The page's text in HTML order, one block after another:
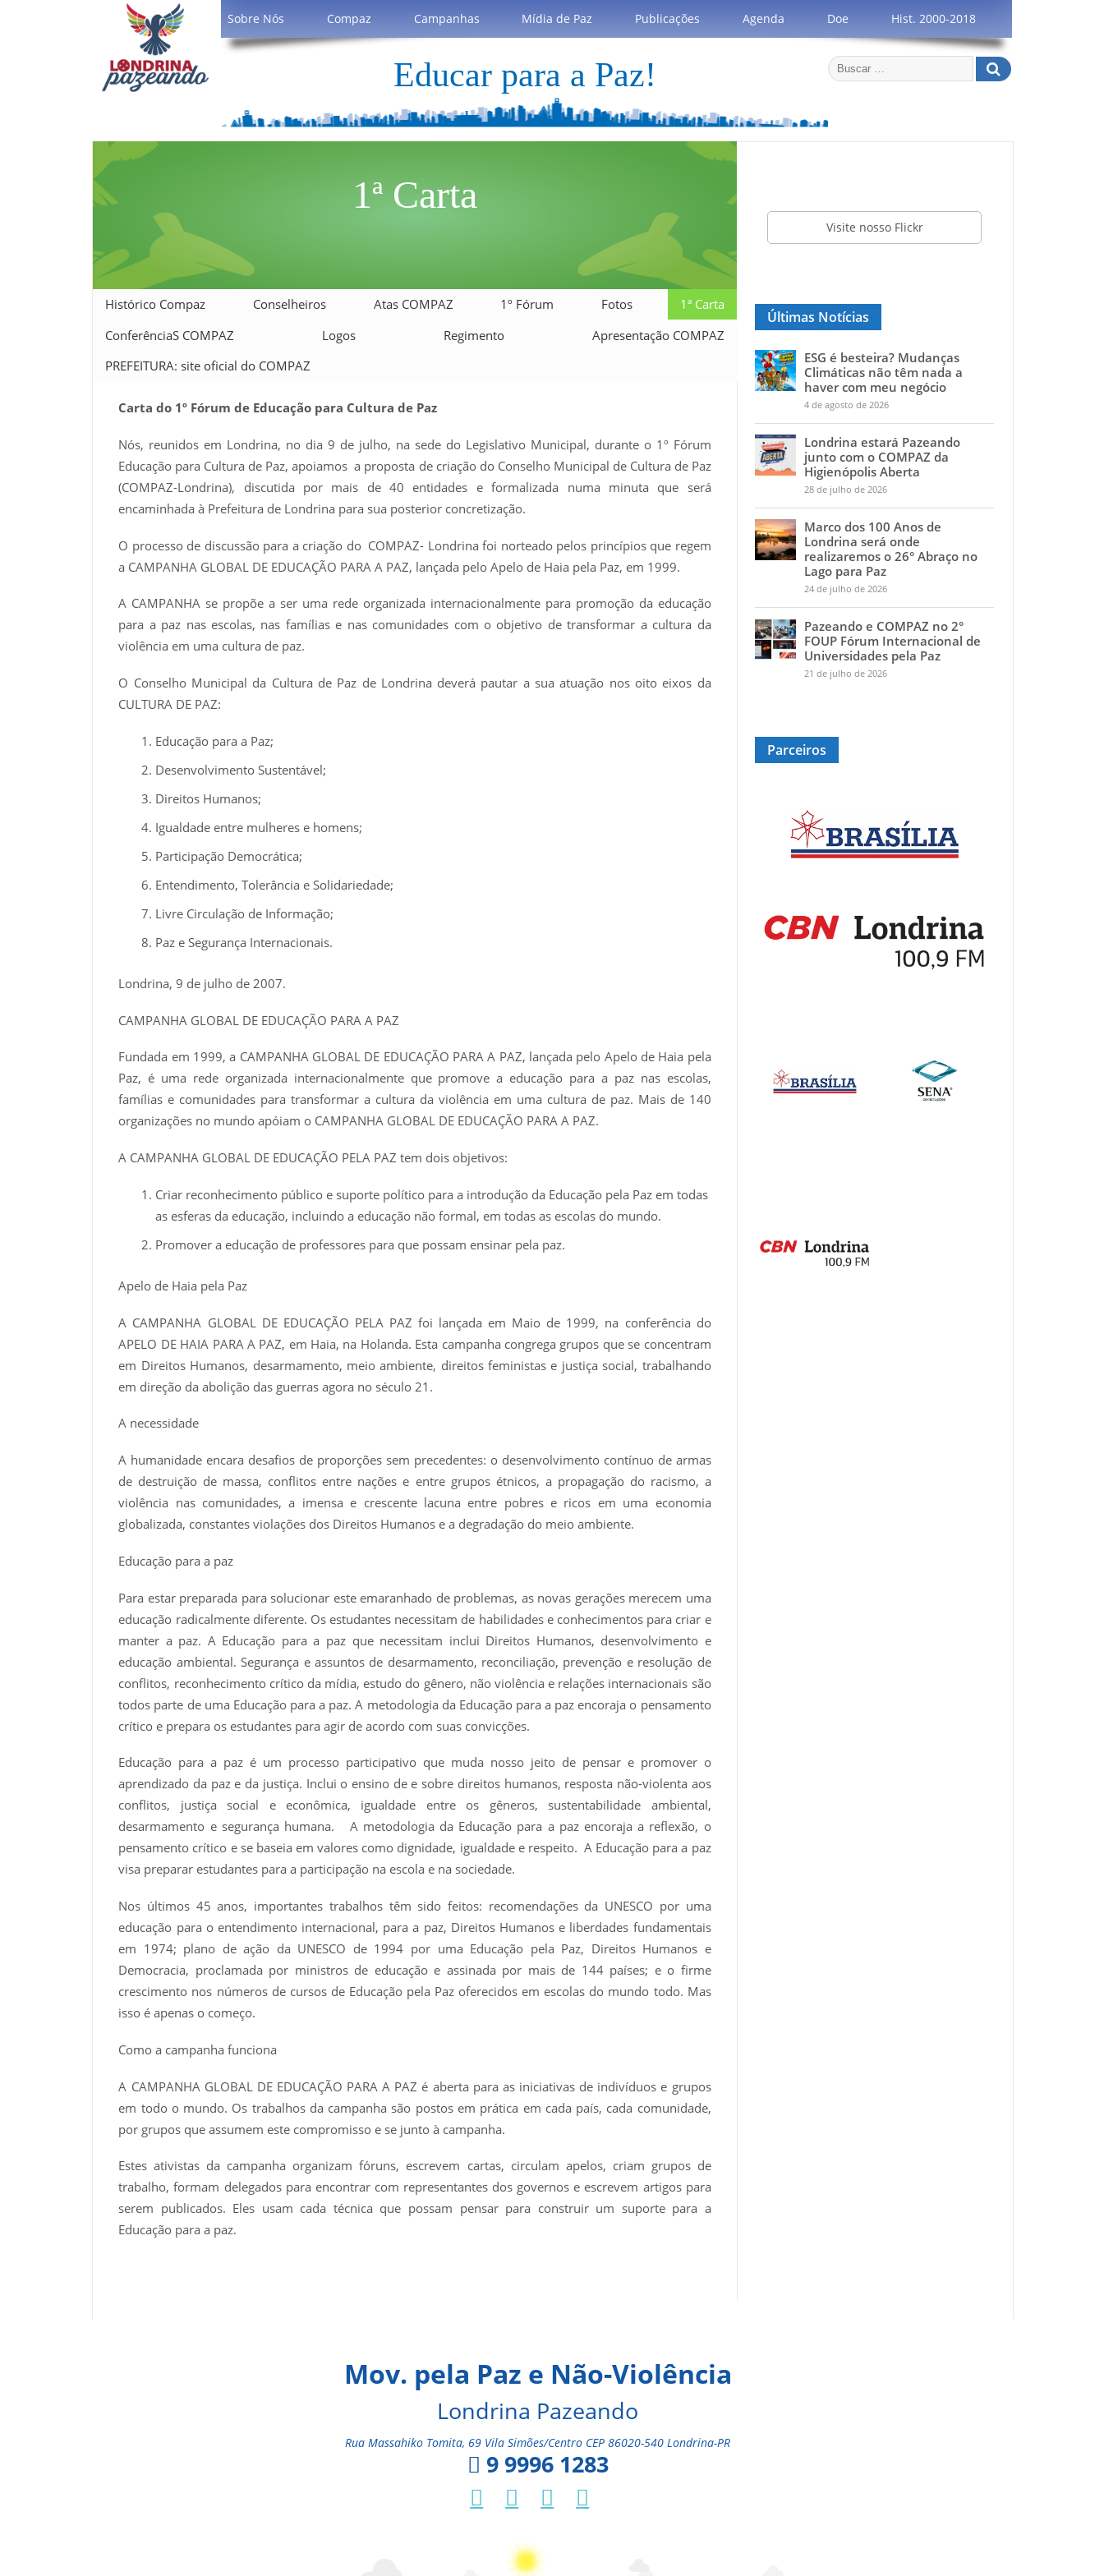
Sobre Nós Compaz Campanhas Mídia de Paz Publicações Agenda Doe Hist. 2000-2018
Educar para a Paz!
1ª Carta
Histórico Compaz Conselheiros Atas COMPAZ 1º Fórum Fotos
1ª Carta
ConferênciaS COMPAZ
Logos Regimento
Apresentação COMPAZ
PREFEITURA: site oficial do COMPAZ
Carta do 1º Fórum de Educação para Cultura de Paz
Nós, reunidos em Londrina, no dia 9 de julho, na sede do Legislativo Municipal, durante o 1º Fórum
Educação para Cultura de Paz, apoiamos a proposta de criação do Conselho Municipal de Cultura de Paz
(COMPAZ-Londrina), discutida por mais de 40 entidades e formalizada numa minuta que será
encaminhada à Prefeitura de Londrina para sua posterior concretização.
O processo de discussão para a criação do COMPAZ- Londrina foi norteado pelos princípios que regem
a CAMPANHA GLOBAL DE EDUCAÇÃO PARA A PAZ, lançada pelo Apelo de Haia pela Paz, em 1999.
A CAMPANHA se propõe a ser uma rede organizada internacionalmente para promoção da educação
para a paz nas escolas, nas famílias e nas comunidades com o objetivo de transformar a cultura da
violência em uma cultura de paz.
O Conselho Municipal da Cultura de Paz de Londrina deverá pautar a sua atuação nos oito eixos da
CULTURA DE PAZ:
Educação para a Paz;
Desenvolvimento Sustentável;
Direitos Humanos;
Igualdade entre mulheres e homens;
Participação Democrática;
Entendimento, Tolerância e Solidariedade;
Livre Circulação de Informação;
Paz e Segurança Internacionais.
Londrina, 9 de julho de 2007.
CAMPANHA GLOBAL DE EDUCAÇÃO PARA A PAZ
Fundada em 1999, a CAMPANHA GLOBAL DE EDUCAÇÃO PARA A PAZ, lançada pelo Apelo de Haia pela
Paz, é uma rede organizada internacionalmente que promove a educação para a paz nas escolas,
famílias e comunidades para transformar a cultura da violência em uma cultura de paz. Mais de 140
organizações no mundo apóiam o CAMPANHA GLOBAL DE EDUCAÇÃO PARA A PAZ.
A CAMPANHA GLOBAL DE EDUCAÇÃO PELA PAZ tem dois objetivos:
Criar reconhecimento público e suporte político para a introdução da Educação pela Paz em todas
as esferas da educação, incluindo a educação não formal, em todas as escolas do mundo.
Promover a educação de professores para que possam ensinar pela paz.
Apelo de Haia pela Paz
A CAMPANHA GLOBAL DE EDUCAÇÃO PELA PAZ foi lançada em Maio de 1999, na conferência do
APELO DE HAIA PARA A PAZ, em Haia, na Holanda. Esta campanha congrega grupos que se concentram
em Direitos Humanos, desarmamento, meio ambiente, direitos feministas e justiça social, trabalhando
em direção da abolição das guerras agora no século 21.
A necessidade
A humanidade encara desafios de proporções sem precedentes: o desenvolvimento contínuo de armas
de destruição de massa, conflitos entre nações e entre grupos étnicos, a propagação do racismo, a
violência nas comunidades, a imensa e crescente lacuna entre pobres e ricos em uma economia
globalizada, constantes violações dos Direitos Humanos e a degradação do meio ambiente.
Educação para a paz
Para estar preparada para solucionar este emaranhado de problemas, as novas gerações merecem uma
educação radicalmente diferente. Os estudantes necessitam de habilidades e conhecimentos para criar e
manter a paz. A Educação para a paz que necessitam inclui Direitos Humanos, desenvolvimento e
educação ambiental. Segurança e assuntos de desarmamento, reconciliação, prevenção e resolução de
conflitos, reconhecimento crítico da mídia, estudo do gênero, não violência e relações internacionais são
todos parte de uma Educação para a paz. A metodologia da Educação para a paz encoraja o pensamento
crítico e prepara os estudantes para agir de acordo com suas convicções.
Educação para a paz é um processo participativo que muda nosso jeito de pensar e promover o
aprendizado da paz e da justiça. Inclui o ensino de e sobre direitos humanos, resposta não-violenta aos
conflitos, justiça social e econômica, igualdade entre os gêneros, sustentabilidade ambiental,
desarmamento e segurança humana. A metodologia da Educação para a paz encoraja a reflexão, o
pensamento crítico e se baseia em valores como dignidade, igualdade e respeito. A Educação para a paz
visa preparar estudantes para a participação na escola e na sociedade.
Nos últimos 45 anos, importantes trabalhos têm sido feitos: recomendações da UNESCO por uma
educação para o entendimento internacional, para a paz, Direitos Humanos e liberdades fundamentais
em 1974; plano de ação da UNESCO de 1994 por uma Educação pela Paz, Direitos Humanos e
Democracia, proclamada por ministros de educação e assinada por mais de 144 países; e o firme
crescimento nos números de cursos de Educação pela Paz oferecidos em escolas do mundo todo. Mas
isso é apenas o começo.
Como a campanha funciona
A CAMPANHA GLOBAL DE EDUCAÇÃO PARA A PAZ é aberta para as iniciativas de indivíduos e grupos
em todo o mundo. Os trabalhos da campanha são postos em prática em cada país, cada comunidade,
por grupos que assumem este compromisso e se junto à campanha.
Estes ativistas da campanha organizam fóruns, escrevem cartas, circulam apelos, criam grupos de
trabalho, formam delegados para encontrar com representantes dos governos e escrevem artigos para
serem publicados. Eles usam cada técnica que possam pensar para construir um suporte para a
Educação para a paz.
Visite nosso Flickr
Últimas Notícias
ESG é besteira? Mudanças
Climáticas não têm nada a
haver com meu negócio
4 de agosto de 2026
Londrina estará Pazeando
junto com o COMPAZ da
Higienópolis Aberta
28 de julho de 2026
Marco dos 100 Anos de
Londrina será onde
realizaremos o 26° Abraço no
Lago para Paz
24 de julho de 2026
Pazeando e COMPAZ no 2°
FOUP Fórum Internacional de
Universidades pela Paz
21 de julho de 2026
Parceiros
Mov. pela Paz e Não-Violência
Londrina Pazeando
Rua Massahiko Tomita, 69 Vila Simões/Centro CEP 86020-540 Londrina-PR
9 9996 1283